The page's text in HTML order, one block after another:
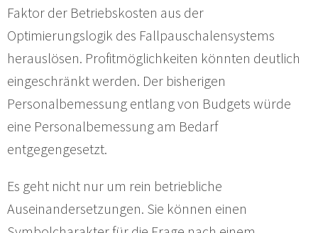
Faktor der Betriebskosten aus der
Optimierungslogik des Fallpauschalensystems
herauslösen. Profitmöglichkeiten könnten deutlich
eingeschränkt werden. Der bisherigen
Personalbemessung entlang von Budgets würde
eine Personalbemessung am Bedarf
entgegengesetzt.
Es geht nicht nur um rein betriebliche
Auseinandersetzungen. Sie können einen